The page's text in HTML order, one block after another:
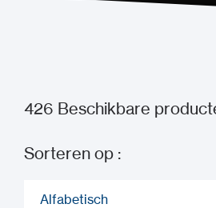
426 Beschikbare
Sorteren op :
Alfabetisch